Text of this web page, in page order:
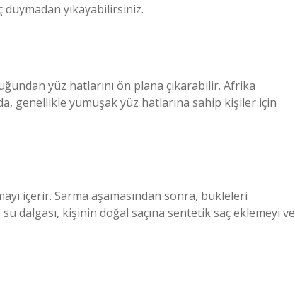
duymadan yıkayabilirsiniz.
yüz hatlarını ön plana çıkarabilir. Afrika
genellikle yumuşak yüz hatlarına sahip kişiler için
içerir. Sarma aşamasından sonra, bukleleri
dalgası, kişinin doğal saçına sentetik saç eklemeyi ve